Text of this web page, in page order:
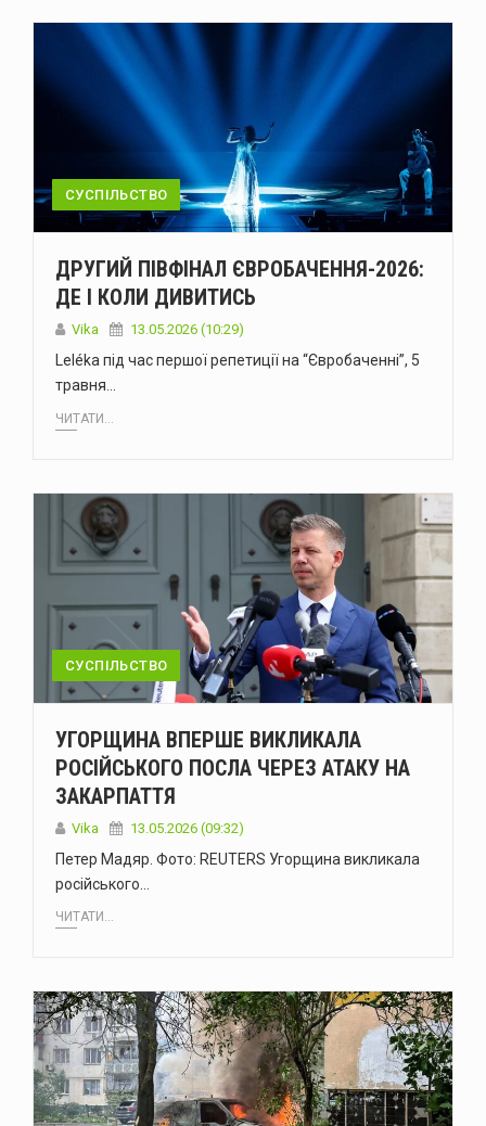
Через аварію на бульварі Героїв Крут у Чернівцях до вечора не буде води в низці будинків
Президент офіційно встановив День військ зв'язку та кібербезпеки ЗСУ
У Чернівцях п'яний водій Mercedes спричинив ДТП: у крові виявили 2,57 проміле алкоголю
У Чернівцях через аварію на Південно-Кільцевій майже на добу відключать воду у низці будинків
СУСПІЛЬСТВО
ДРУГИЙ ПІВФІНАЛ ЄВРОБАЧЕННЯ-2026:
ДЕ І КОЛИ ДИВИТИСЬ
Vika 13.05.2026 (10:29)
Leléka під час першої репетиції на “Євробаченні”, 5
травня…
ЧИТАТИ...
СУСПІЛЬСТВО
УГОРЩИНА ВПЕРШЕ ВИКЛИКАЛА
РОСІЙСЬКОГО ПОСЛА ЧЕРЕЗ АТАКУ НА
ЗАКАРПАТТЯ
Vika 13.05.2026 (09:32)
Петер Мадяр. Фото: REUTERS Угорщина викликала
російського…
ЧИТАТИ...